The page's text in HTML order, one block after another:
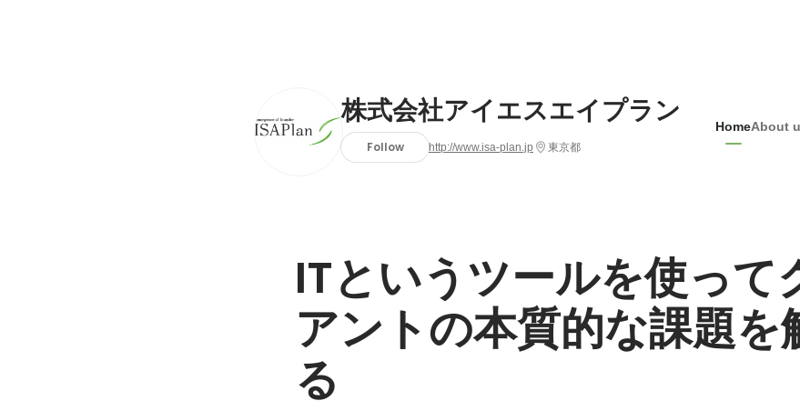
株式会社アイエスエイプラン
Follow http://www.isa-plan.jp 東京都
HomeAbout
ITというツールを使って
アントの本質的な課題を
る